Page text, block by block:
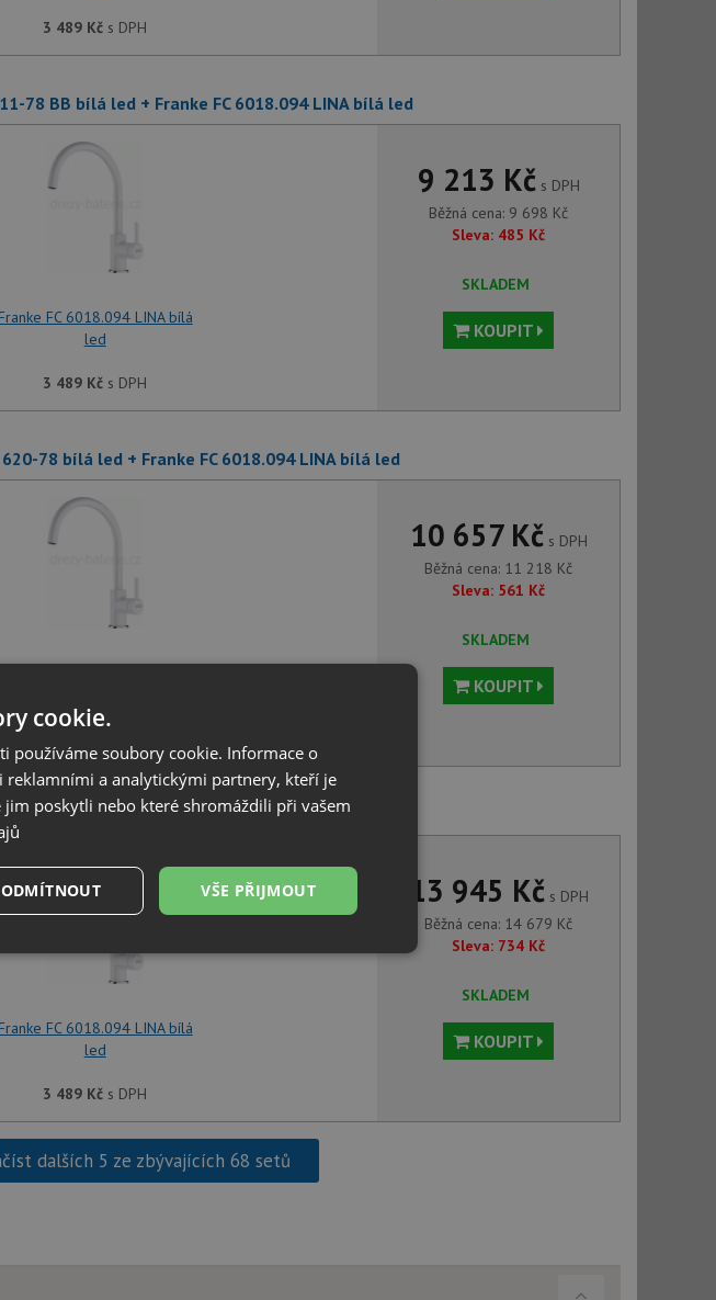
3 489 Kč s DPH
78 BB bílá led + Franke FC 6018.094 LINA bílá led
Franke FC 6018.094 LINA bílá
led
3 489 Kč s DPH
9 213 Kčs DPH
Běžná cena: 9 698 Kč
Sleva: 485 Kč
SKLADEM
KOUPIT
620-78 bílá led + Franke FC 6018.094 LINA bílá led
10 657 Kčs DPH
Běžná cena: 11 218 Kč
Sleva: 561 Kč
SKLADEM
KOUPIT
611/2 bílá led + Franke FC 6018.094 LINA bílá led
Franke FC 6018.094 LINA bílá
led
3 489 Kč s DPH
13 945 Kčs DPH
Běžná cena: 14 679 Kč
Sleva: 734 Kč
SKLADEM
KOUPIT
dalších 5 ze zbývajících 68 setů
cookie.
používáme soubory cookie. Informace o
reklamními a analytickými partnery, kteří je
poskytli nebo které shromáždili při vašem
VŠE PŘIJMOUT
Funkční soubory
Nezařazené
jako je přihlášení uživatele a správa účtu. Webové